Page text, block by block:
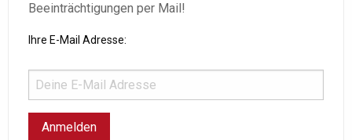
Beeinträchtigungen per Mail!
Ihre E-Mail Adresse: